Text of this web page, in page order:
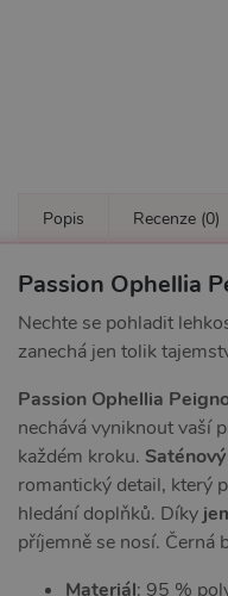
Popis Recenze (0)
Passion Ophellia
Nechte se pohladit
zanechá jen tolik
Passion Ophellia
nechává vyniknout vaší
každém kroku.
romantický detail, který
hledání doplňků. Díky
příjemně se nosí. Černá
Materiál: 95 %